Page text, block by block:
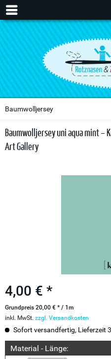
Baumwolljersey
Baumwolljersey uni aqua mint –
Art Gallery
4,00 € *
Grundpreis 20,00 € * / 1m
inkl. MwSt. zzgl. Versandkosten
Sofort versandfertig, Lieferzeit
Material - Länge: